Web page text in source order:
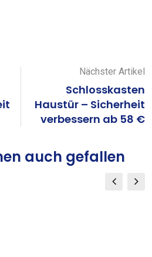
Nächster Artikel
Schlosskasten
Haustür – Sicherheit
verbessern ab 58 €
auch gefallen